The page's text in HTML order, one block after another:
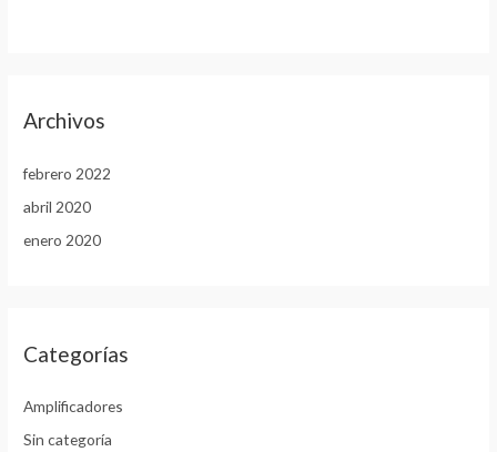
Archivos
febrero 2022
abril 2020
enero 2020
Categorías
Amplificadores
Sin categoría